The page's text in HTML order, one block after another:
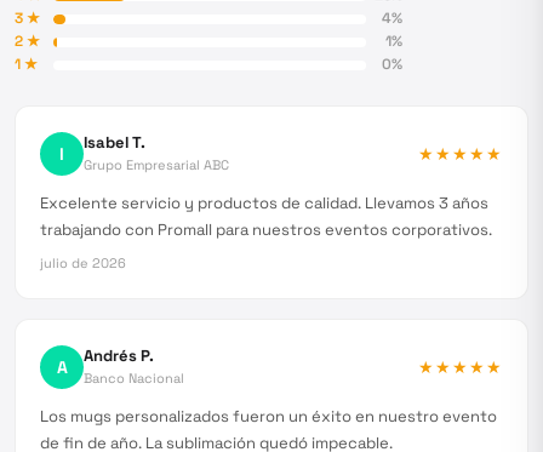
3★ 4%
2★ 1%
1★ 0%
I Isabel T.
Grupo Empresarial ABC
★★★★★
Excelente servicio y productos de calidad. Llevamos 3 años
trabajando con Promall para nuestros eventos corporativos.
julio de 2026
A Andrés P.
Banco Nacional
★★★★★
Los mugs personalizados fueron un éxito en nuestro evento
de fin de año. La sublimación quedó impecable.